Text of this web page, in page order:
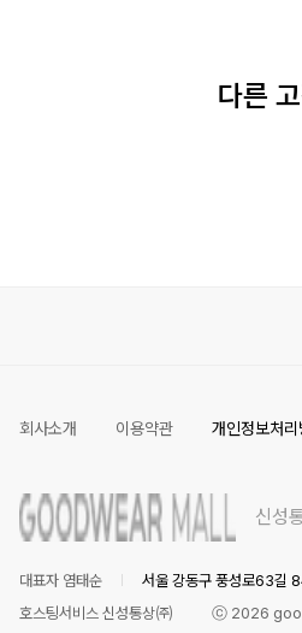
다른
회사소개 이용약관 개인정보처리
신성
대표자 염태순 서울 강동구 풍성로63길
호스팅서비스 신성통상㈜
ⓒ 2026